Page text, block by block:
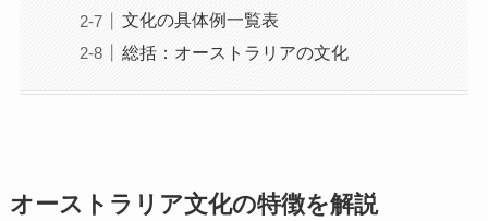
文化の具体例一覧表
総括：オーストラリアの文化
オーストラリア文化の特徴を解説